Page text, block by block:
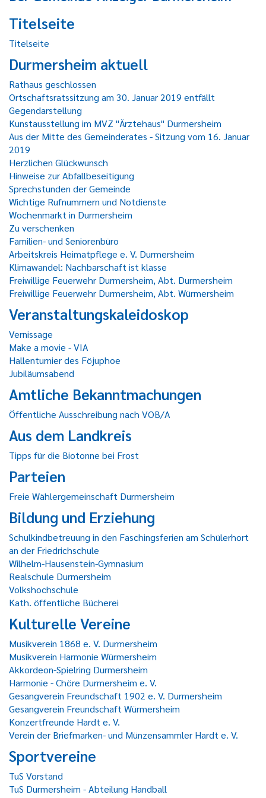
Titelseite
Titelseite
Durmersheim aktuell
Rathaus geschlossen
Ortschaftsratssitzung am 30. Januar 2019 entfällt
Gegendarstellung
Kunstausstellung im MVZ "Ärztehaus" Durmersheim
Aus der Mitte des Gemeinderates - Sitzung vom 16. Januar
2019
Herzlichen Glückwunsch
Hinweise zur Abfallbeseitigung
Sprechstunden der Gemeinde
Wichtige Rufnummern und Notdienste
Wochenmarkt in Durmersheim
Zu verschenken
Familien- und Seniorenbüro
Arbeitskreis Heimatpflege e. V. Durmersheim
Klimawandel: Nachbarschaft ist klasse
Freiwillige Feuerwehr Durmersheim, Abt. Durmersheim
Freiwillige Feuerwehr Durmersheim, Abt. Würmersheim
Veranstaltungskaleidoskop
Vernissage
Make a movie - VIA
Hallenturnier des Föjuphoe
Jubiläumsabend
Amtliche Bekanntmachungen
Öffentliche Ausschreibung nach VOB/A
Aus dem Landkreis
Tipps für die Biotonne bei Frost
Parteien
Freie Wählergemeinschaft Durmersheim
Bildung und Erziehung
Schulkindbetreuung in den Faschingsferien am Schülerhort
an der Friedrichschule
Wilhelm-Hausenstein-Gymnasium
Realschule Durmersheim
Volkshochschule
Kath. öffentliche Bücherei
Kulturelle Vereine
Musikverein 1868 e. V. Durmersheim
Musikverein Harmonie Würmersheim
Akkordeon-Spielring Durmersheim
Harmonie - Chöre Durmersheim e. V.
Gesangverein Freundschaft 1902 e. V. Durmersheim
Gesangverein Freundschaft Würmersheim
Konzertfreunde Hardt e. V.
Verein der Briefmarken- und Münzensammler Hardt e. V.
Sportvereine
TuS Vorstand
TuS Durmersheim - Abteilung Handball